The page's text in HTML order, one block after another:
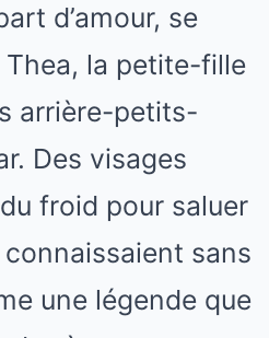
d’amour, se
la petite-fille
arrière-petits-
Des visages
froid pour saluer
connaissaient sans
une légende que